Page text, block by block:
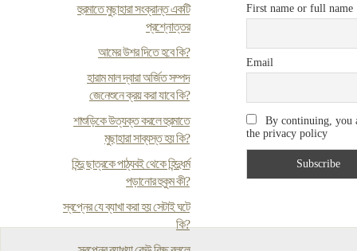
হুরমাতে মুছাহারা সংক্রান্ত একটি
প্রশ্নোত্তর
আমের উশর দিতে হবে কি?
হারাম মাল দ্বারা অর্জিত সম্পদ
জেনেশুনে ক্রয় করা যাবে কি?
শাশুড়িকে উত্যক্ত করলে হুরমাতে
মুছাহারা সাব্যস্ত হয় কি?
হিন্দু ছাত্রকে পাঠ্যবই থেকে হিন্দুধর্ম
পড়ানোর হুকুম কী?
স্বপ্নের যে ব্যাখা করা হয় সেটাই ঘটে
কি?
First name or full name
Email
By continuing, you
the privacy policy